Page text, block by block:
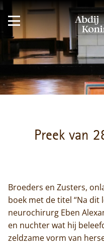
Preek van
Broeders en Zusters,
boek met de titel “Na dit
neurochirurg Eben
en nuchter wat hij
zeldzame vorm van